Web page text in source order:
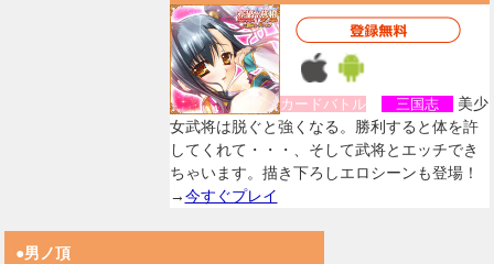
カードバトル 三国志
美少
女武将は脱ぐと強くなる。勝利すると体を許
してくれて・・・、そして武将とエッチでき
ちゃいます。描き下ろしエロシーンも登場！
→今すぐプレイ
●男ノ頂